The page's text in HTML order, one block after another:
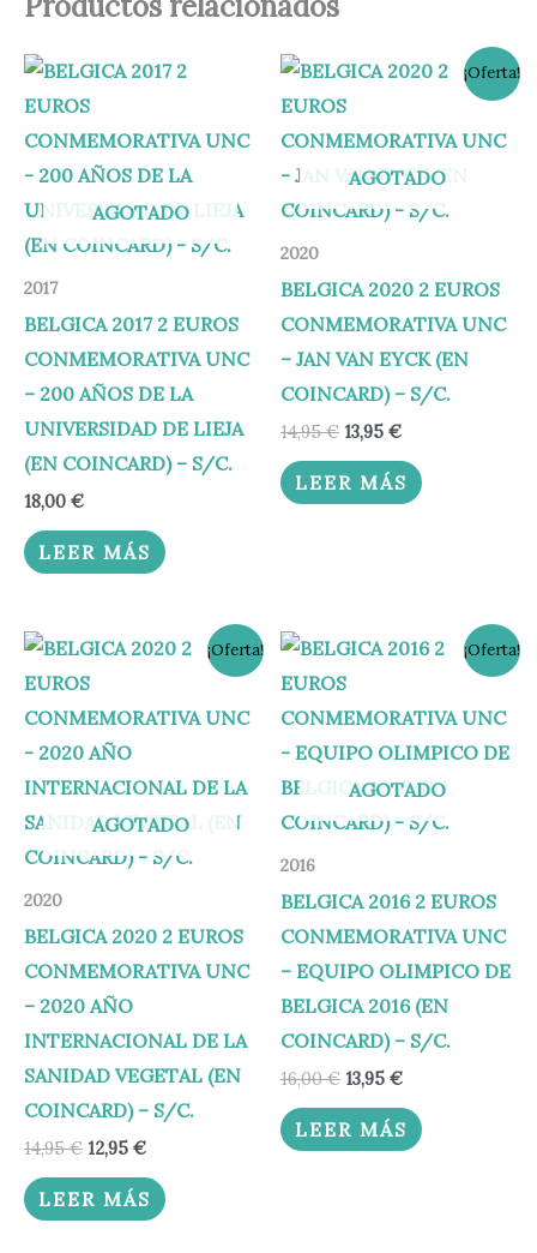
AGOTADO
2017
BELGICA 2017 2 EUROS
CONMEMORATIVA UNC
– 200 AÑOS DE LA
UNIVERSIDAD DE LIEJA
(EN COINCARD) – S/C.
18,00 €
LEER MÁS
¡Oferta!
AGOTADO
2020
BELGICA 2020 2 EUROS
CONMEMORATIVA UNC
– JAN VAN EYCK (EN
COINCARD) – S/C.
14,95€
El
precio
original
era:
14,95 €.
13,95 €
El
precio
es:
13,95 €.
LEER MÁS
¡Oferta!
AGOTADO
2020
BELGICA 2020 2 EUROS
CONMEMORATIVA UNC
– 2020 AÑO
INTERNACIONAL DE LA
SANIDAD VEGETAL (EN
COINCARD) – S/C.
14,95€
El
precio
original
era:
14,95 €.
12,95 €
El
precio
es:
12,95 €.
LEER MÁS
¡Oferta!
AGOTADO
2016
BELGICA 2016 2 EUROS
CONMEMORATIVA UNC
– EQUIPO OLIMPICO DE
BELGICA 2016 (EN
COINCARD) – S/C.
16,00€
El
precio
original
era:
16,00 €.
13,95 €
El
precio
es:
13,95 €.
LEER MÁS